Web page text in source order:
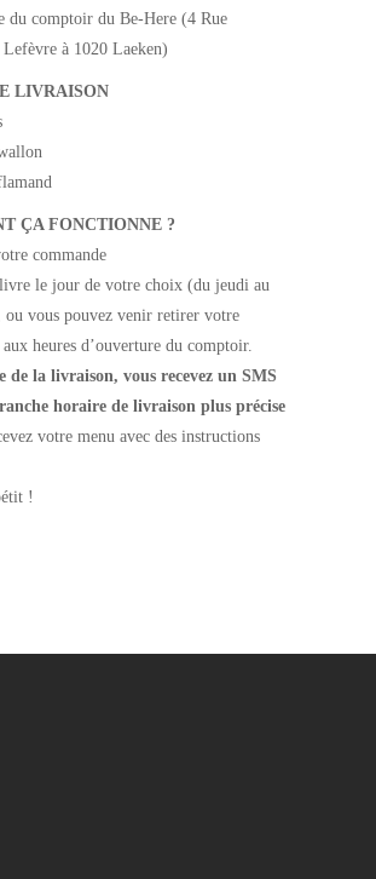
du comptoir du Be-Here (4 Rue
à 1020 Laeken)
LIVRAISON
ÇA FONCTIONNE ?
commande
le jour de votre choix (du jeudi au
ou vous pouvez venir retirer votre
heures d’ouverture du comptoir.
de la livraison, vous recevez un SMS
horaire de livraison plus précise
votre menu avec des instructions
!